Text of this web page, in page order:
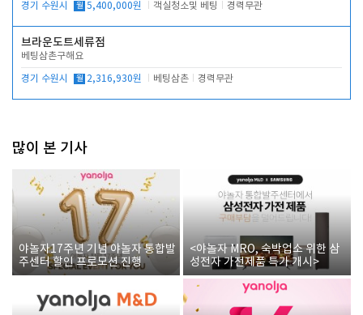
경기 수원시 월 5,400,000원 객실청소및 베팅 경력무관
브라운도트세류점
베팅삼촌구해요
경기 수원시 월 2,316,930원 베팅삼촌 경력무관
많이 본 기사
야놀자17주년 기념 야놀자 통합발
주센터 할인 프로모션 진행
<야놀자 MRO, 숙박업소 위한 삼
성전자 가전제품 특가 개시>